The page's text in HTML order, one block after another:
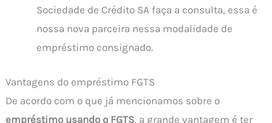
Sociedade de Crédito SA faça a consulta, essa é
nossa nova parceira nessa modalidade de
empréstimo consignado.
Vantagens do empréstimo FGTS
De acordo com o que já mencionamos sobre o
empréstimo usando o FGTS, a grande vantagem é ter